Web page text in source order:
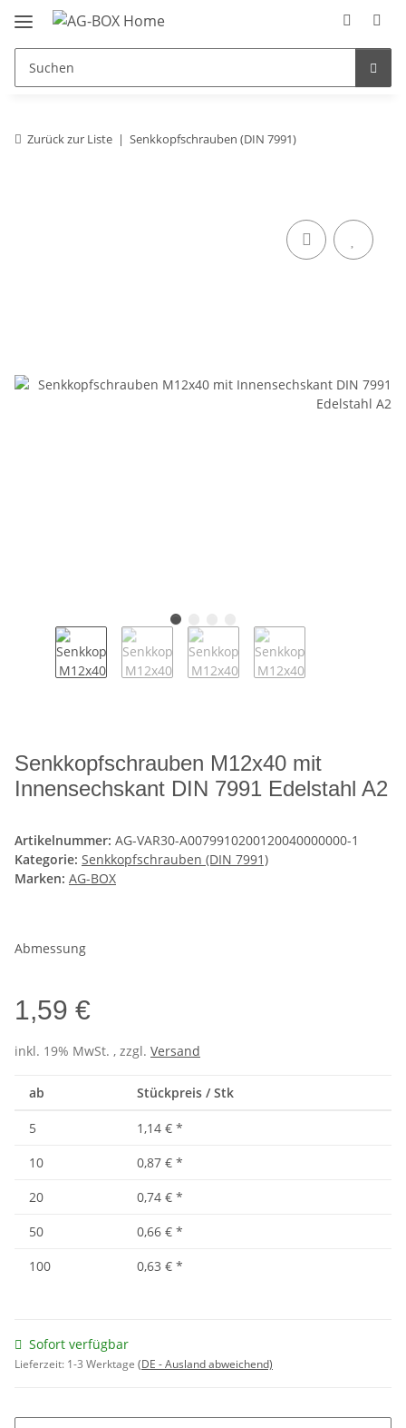
Zurück zur Liste Senkkopfschrauben (DIN 7991)
Senkkopfschrauben M12x40 mit
Innensechskant DIN 7991 Edelstahl A2
Artikelnummer: AG-VAR30-A0079910200120040000000-1
Kategorie: Senkkopfschrauben (DIN 7991)
Marken: AG-BOX
Abmessung
1,59 €
inkl. 19% MwSt. , zzgl. Versand
ab Stückpreis / Stk
5 1,14 € *
10
0,87 € *
20
0,74 € *
50
0,66 € *
100
0,63 € *
Sofort verfügbar
Lieferzeit: 1-3 Werktage (DE - Ausland abweichend)